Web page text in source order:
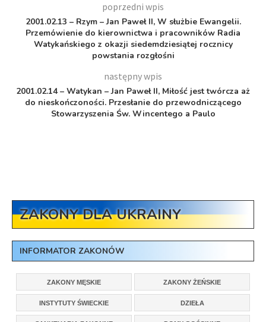
poprzedni wpis
2001.02.13 – Rzym – Jan Paweł II, W służbie Ewangelii.
Przemówienie do kierownictwa i pracowników Radia
Watykańskiego z okazji siedemdziesiątej rocznicy
powstania rozgłośni
następny wpis
2001.02.14 – Watykan – Jan Paweł II, Miłość jest twórcza aż
do nieskończoności. Przesłanie do przewodniczącego
Stowarzyszenia Św. Wincentego a Paulo
ZAKONY DLA UKRAINY
INFORMATOR ZAKONÓW
ZAKONY MĘSKIE ZAKONY ŻEŃSKIE
INSTYTUTY ŚWIECKIE DZIEŁA